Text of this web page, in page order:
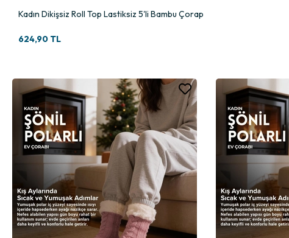
Kadın Dikişsiz Roll Top Lastiksiz 5'li Bambu Çorap
624,90 TL